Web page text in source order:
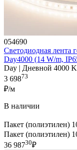
054690
Светодиодная лента
Day4000 (14 W/m,
Day | Дневной 4000 K
3 69873
₽/м
В наличии
Пакет (полиэтилен)
Пакет (полиэтилен)
36 98730₽